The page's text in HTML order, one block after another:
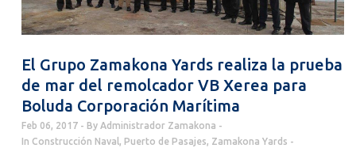
El Grupo Zamakona Yards realiza la prueba
de mar del remolcador VB Xerea para
Boluda Corporación Marítima
Feb 06, 2017 By Administrador Zamakona
In Construcción Naval, Puerto de Pasajes, Zamakona Yards